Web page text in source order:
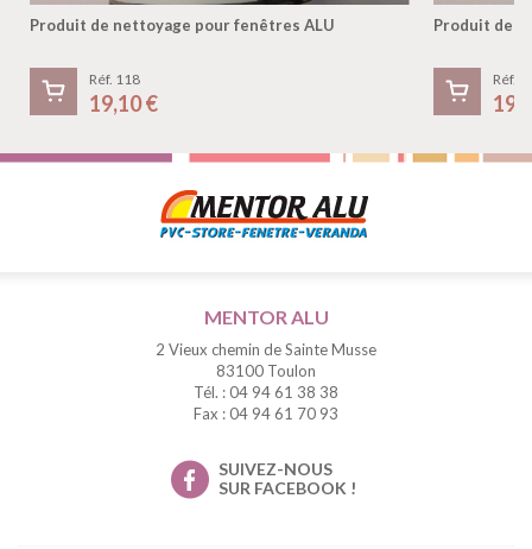
Produit de nettoyage pour fenêtres ALU
Réf. 118
19,10 €
Produit de
Réf.
MENTOR ALU
2 Vieux chemin de Sainte Musse
83100 Toulon
Tél. : 04 94 61 38 38
Fax : 04 94 61 70 93
SUIVEZ-NOUS
SUR FACEBOOK !